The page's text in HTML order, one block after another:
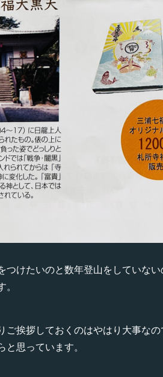
つけたいのと数年登山をしていな
ご挨拶しておくのはやはり大事な
思っています。